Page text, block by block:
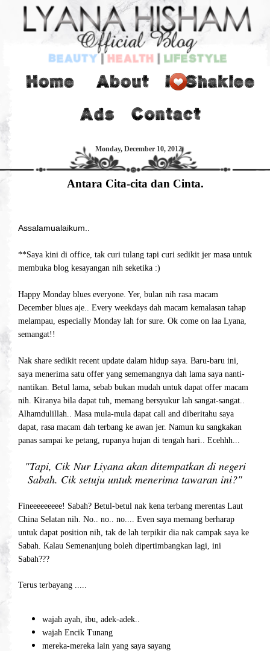
Monday, December 10, 2012
Antara Cita-cita dan Cinta.
Assalamualaikum..
**Saya kini di office, tak curi tulang tapi curi sedikit jer masa untuk
membuka blog kesayangan nih seketika :)
Happy Monday blues everyone. Yer, bulan nih rasa macam
December blues aje.. Every weekdays dah macam kemalasan tahap
melampau, especially Monday lah for sure. Ok come on laa Lyana,
semangat!!
Nak share sedikit recent update dalam hidup saya. Baru-baru ini,
saya menerima satu offer yang sememangnya dah lama saya nanti-
nantikan. Betul lama, sebab bukan mudah untuk dapat offer macam
nih. Kiranya bila dapat tuh, memang bersyukur lah sangat-sangat..
Alhamdulillah.. Masa mula-mula dapat call and diberitahu saya
dapat, rasa macam dah terbang ke awan jer. Namun ku sangkakan
panas sampai ke petang, rupanya hujan di tengah hari.. Ecehhh...
"Tapi, Cik Nur Liyana akan ditempatkan di negeri
Sabah. Cik setuju untuk menerima tawaran ini?"
Fineeeeeeeee! Sabah? Betul-betul nak kena terbang merentas Laut
China Selatan nih. No.. no.. no.... Even saya memang berharap
untuk dapat position nih, tak de lah terpikir dia nak campak saya ke
Sabah. Kalau Semenanjung boleh dipertimbangkan lagi, ini
Sabah???
Terus terbayang .....
wajah ayah, ibu, adek-adek..
wajah Encik Tunang
mereka-mereka lain yang saya sayang